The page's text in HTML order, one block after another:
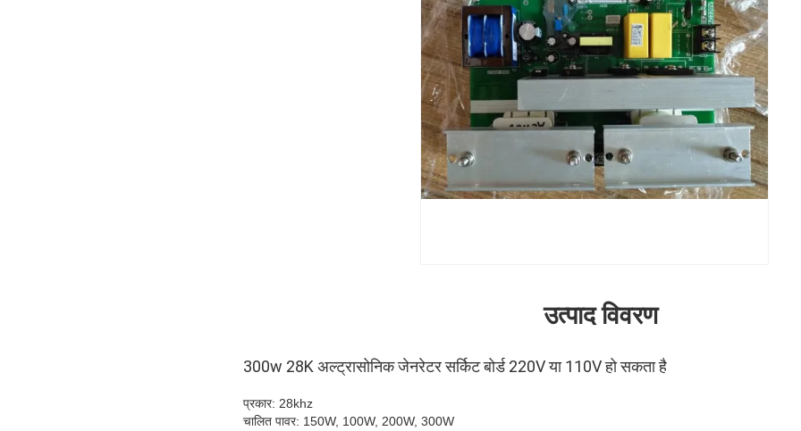
उत्पाद विवरण
300w 28K अल्ट्रासोनिक जेनरेटर सर्किट बोर्ड 220V या 110V हो सकता है
प्रकार: 28khz
चालित पावर: 150W, 100W, 200W, 300W